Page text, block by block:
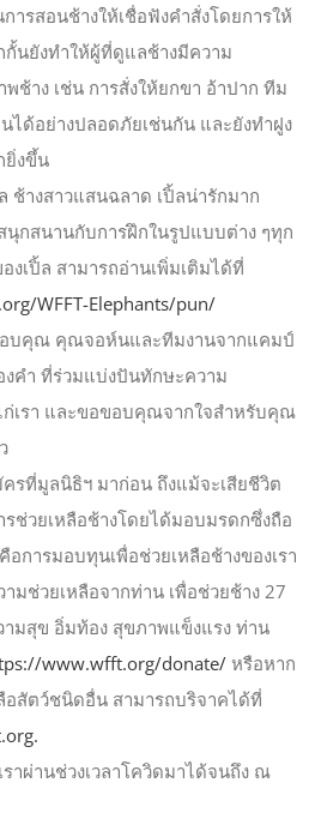
ารสอนช้างให้เชื่อฟังคำสั่งโดยการให้
กั้นยังทำให้ผู้ที่ดูแลช้างมีความ
าง เช่น การสั่งให้ยกขา อ้าปาก ทีม
ได้อย่างปลอดภัยเช่นกัน และยังทำฝูง
ยิ่งขึ้น
ช้างสาวแสนฉลาด เปิ้ลน่ารักมาก
นุกสนานกับการฝึกในรูปแบบต่าง ๆทุก
งเปิ้ล สามารถอ่านเพิ่มเติมได้ที่
WFFT-Elephants/pun/
บคุณ คุณจอห์นและทีมงานจากแคมป์
คำ ที่ร่วมแบ่งปันทักษะความ
ก่เรา และขอขอบคุณจากใจสำหรับคุณ
รที่มูลนิธิฯ มาก่อน ถึงแม้จะเสียชีวิต
ช่วยเหลือช้างโดยได้มอบมรดกซึ่งถือ
การมอบทุนเพื่อช่วยเหลือช้างของเรา
มช่วยเหลือจากท่าน เพื่อช่วยช้าง 27
มสุข อิ่มท้อง สุขภาพแข็งแรง ท่าน
www.wfft.org/donate/ หรือหาก
อสัตว์ชนิดอื่น สามารถบริจาคได้ที่
ผ่านช่วงเวลาโควิดมาได้จนถึง ณ